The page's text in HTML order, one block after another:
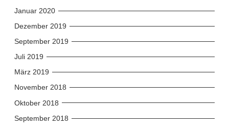
Januar 2020
Dezember 2019
September 2019
Juli 2019
März 2019
November 2018
Oktober 2018
September 2018